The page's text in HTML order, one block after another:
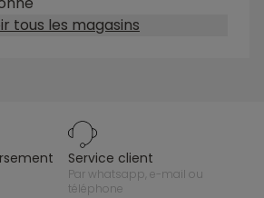
tous les magasins
service client
par whatsapp, e-mail ou
téléphone